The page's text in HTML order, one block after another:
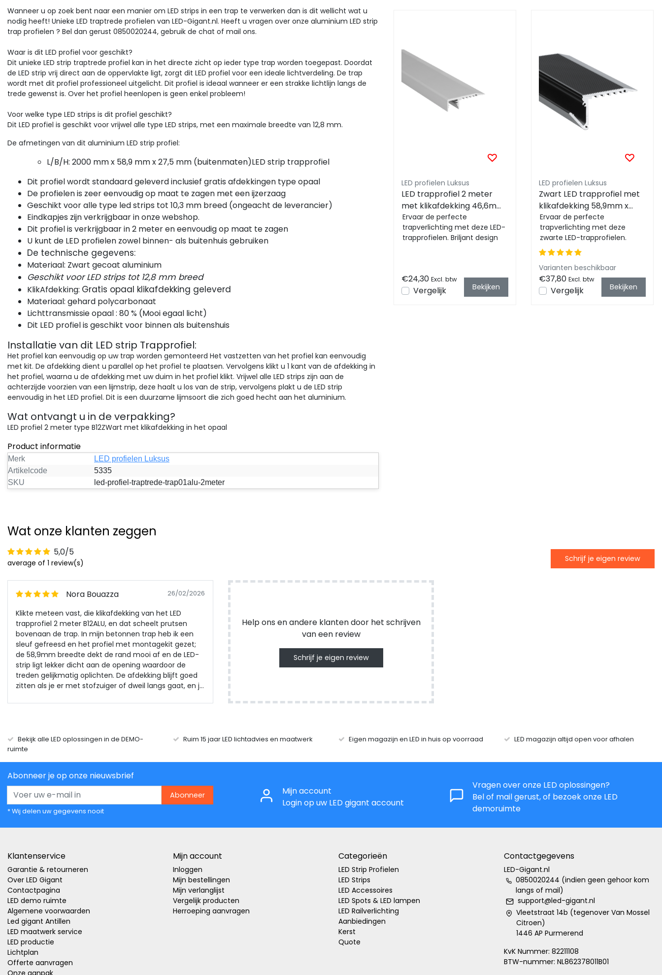
Wanneer u op zoek bent naar een manier om LED strips in een trap te verwerken dan is dit wellicht wat u
nodig heeft! Unieke LED traptrede profielen van LED-Gigant.nl. Heeft u vragen over onze aluminium LED strip
trap profielen ? Bel dan gerust 0850020244, gebruik de chat of mail ons.
Waar is dit LED profiel voor geschikt?
Dit unieke LED strip traptrede profiel kan in het directe zicht op ieder type trap worden toegepast. Doordat
de LED strip vrij direct aan de oppervlakte ligt, zorgt dit LED profiel voor een ideale lichtverdeling. De trap
wordt met dit profiel professioneel uitgelicht. Dit profiel is ideaal wanneer er een strakke lichtlijn langs de
trede gewenst is. Over het profiel heenlopen is geen enkel probleem!
Voor welke type LED strips is dit profiel geschikt?
Dit LED profiel is geschikt voor vrijwel alle type LED strips, met een maximale breedte van 12,8 mm.
De afmetingen van dit aluminium LED strip profiel:
L/B/H: 2000 mm x 58,9 mm x 27,5 mm (buitenmaten)LED strip trapprofiel
Dit profiel wordt standaard geleverd inclusief gratis afdekkingen type opaal
De profielen is zeer eenvoudig op maat te zagen met een ijzerzaag
Geschikt voor alle type led strips tot 10,3 mm breed (ongeacht de leverancier)
Eindkapjes zijn verkrijgbaar in onze webshop.
Dit profiel is verkrijgbaar in 2 meter en eenvoudig op maat te zagen
U kunt de LED profielen zowel binnen- als buitenhuis gebruiken
De technische gegevens:
Materiaal: Zwart gecoat aluminium
Geschikt voor LED strips tot 12,8 mm breed
KlikAfdekking: Gratis opaal klikafdekking geleverd
Materiaal: gehard polycarbonaat
Lichttransmissie opaal : 80 % (Mooi egaal licht)
Dit LED profiel is geschikt voor binnen als buitenshuis
Installatie van dit LED strip Trapprofiel:
Het profiel kan eenvoudig op uw trap worden gemonteerd Het vastzetten van het profiel kan eenvoudig
met kit. De afdekking dient u parallel op het profiel te plaatsen. Vervolgens klikt u 1 kant van de afdekking in
het profiel, waarna u de afdekking met uw duim in het profiel klikt. Vrijwel alle LED strips zijn aan de
achterzijde voorzien van een lijmstrip, deze haalt u los van de strip, vervolgens plakt u de LED strip
eenvoudig in het LED profiel. Dit is een duurzame lijmsoort die zich goed hecht aan het aluminium.
Wat ontvangt u in de verpakking?
LED profiel 2 meter type B12ZWart met klikafdekking in het opaal
Product informatie
Merk
LED profielen Luksus
Artikelcode
5335
SKU
led-profiel-traptrede-trap01alu-2meter
LED strips Luksus
5mm LED strip 24 volt
warm wit 5W 850LM
LED p/m IP20 2700K -
dunne 5mm smalle
met extra warmwit
voor gezellige sfeer. 384
p/m voor 100% egaal
Krac...
Excl. btw
Vergelijk Bekijken
COB LED strips Luksus
Vrij knipbare COB LED strip
extra warm wit 12W 1200LM
528LED p/m 24VDC IP20
2700K – 10 meter
Verrijk je interieur met de vrij
knipbare en op elk punt
soldeerbare COB LED strip!
(2700K), e...
€78,47
€82,60Excl. btw
Vergelijk
Sale
COB LED strips Luksus
COB LED strip 24 volt
amber warm wit 9W
2200K - 5 meter
aankleding met deze amber
warme 2200K COB LED strip!
LED profielen Luksus
LED trapprofiel 2 meter
met klikafdekking 46,6mm
x 14,1mm – M10ALU
Ervaar de perfecte
trapverlichting met deze LED-
trapprofielen. Briljant design
€24,30 Excl. btw
Vergelijk Bekijken
LED profielen Luksus
Zwart LED trapprofiel met
klikafdekking 58,9mm x
27,5mm – B12ZWART
Ervaar de perfecte
trapverlichting met deze
zwarte LED-trapprofielen.
Briljant design combineert
functionaliteit en eleg...
Varianten beschikbaar
€37,80 Excl. btw
Vergelijk Bekijken
Wat onze klanten zeggen
5,0/5
average of 1 review(s) Schrijf je eigen review
Nora Bouazza 26/02/2026
Klikte meteen vast, die klikafdekking van het LED
trapprofiel 2 meter B12ALU, en dat scheelt prutsen
bovenaan de trap. In mijn betonnen trap heb ik een
sleuf gefreesd en het profiel met montagekit gezet;
de 58,9mm breedte dekt de rand mooi af en de LED-
strip ligt lekker dicht aan de opening waardoor de
treden gelijkmatig oplichten. De afdekking blijft goed
zitten als je er met stofzuiger of dweil langs gaat, en je
de avond merk ik vooral dat je voeten sneller ‘zien’
Help ons en andere klanten door het schrijven
van een review
Schrijf je eigen review
Bekijk alle LED oplossingen in de DEMO-
ruimte
Ruim 15 jaar LED lichtadvies en maatwerk Eigen magazijn en LED in huis op voorraad LED magazijn altijd open voor afhalen
Abonneer je op onze nieuwsbrief
Abonneer
* Wij delen uw gegevens nooit
Mijn account
Login op uw LED gigant account
Vragen over onze LED oplossingen?
Bel of mail gerust, of bezoek onze LED
demoruimte
Klantenservice
Garantie & retourneren
Over LED Gigant
Contactpagina
LED demo ruimte
Algemene voorwaarden
Led gigant Antillen
LED maatwerk service
LED productie
Lichtplan
Offerte aanvragen
Mijn account
Inloggen
Mijn bestellingen
Mijn verlanglijst
Vergelijk producten
Herroeping aanvragen
Categorieën
LED Strip Profielen
LED Strips
LED Accessoires
LED Spots & LED lampen
LED Railverlichting
Aanbiedingen
Kerst
Quote
Contactgegevens
LED-Gigant.nl
0850020244 (indien geen gehoor kom
langs of mail)
support@led-gigant.nl
Vleetstraat 14b (tegenover Van Mossel
Citroen)
1446 AP Purmerend
KvK Nummer: 82211108
BTW-nummer: NL862378011B01